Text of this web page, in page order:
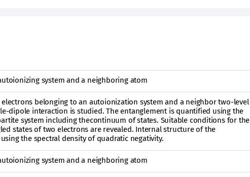
system and a neighboring atom
belonging to an autoionization system and a neighbor two-level
dipole interaction is studied. The entanglement is quantified using the
system including thecontinuum of states. Suitable conditions for the
states of two electrons are revealed. Internal structure of the
the spectral density of quadratic negativity.
system and a neighboring atom